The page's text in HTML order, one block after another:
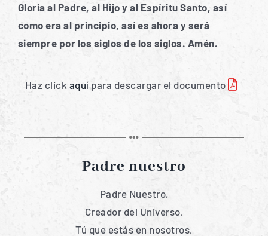
Gloria al Padre, al Hijo y al Espíritu Santo, así
como era al principio, así es ahora y será
siempre por los siglos de los siglos. Amén.
Haz click aquí para descargar el documento
Padre nuestro
Padre Nuestro,
Creador del Universo,
Tú que estás en nosotros,